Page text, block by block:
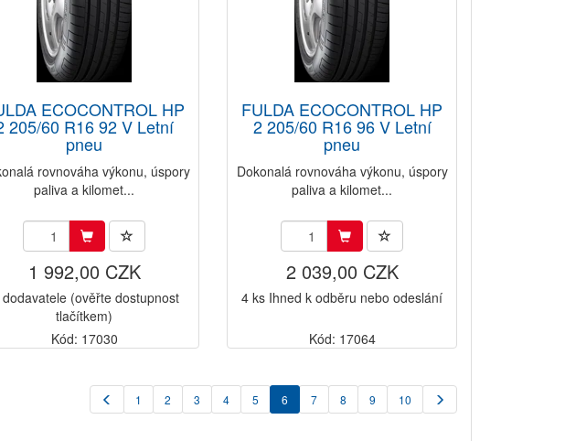
ECOCONTROL HP
205/60 R16 92 V Letní
pneu
rovnováha výkonu, úspory
paliva a kilomet...
1 992,00 CZK
dodavatele (ověřte dostupnost
tlačítkem)
Kód: 17030
FULDA ECOCONTROL HP
2 205/60 R16 96 V Letní
pneu
Dokonalá rovnováha výkonu, úspory
paliva a kilomet...
2 039,00 CZK
4 ks Ihned k odběru nebo odeslání
Kód: 17064
1 2 3 4 5 6 7 8 9 10